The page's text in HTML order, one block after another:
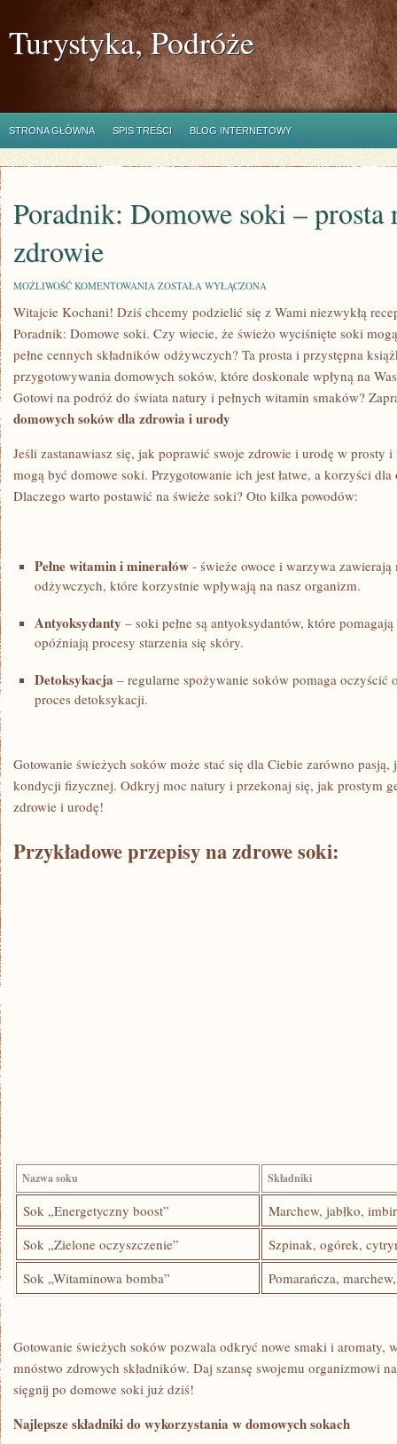
Turystyka, Podróże
STRONA GŁÓWNA SPIS TREŚCI BLOG INTERNETOWY
Poradnik: Domowe soki – prosta
zdrowie
MOŻLIWOŚĆ KOMENTOWANIA PORADNIK:
SOKI
PROSTA
RECEPTURA
ZDROWIE
ZOSTAŁA WYŁĄCZONA
Witajcie Kochani! Dziś chcemy podzielić się z Wami niezwykłą
Poradnik: Domowe ⁤soki. Czy wiecie, że‌ świeżo wyciśnięte soki
pełne cennych składników odżywczych? Ta prosta i przystępna
przygotowywania domowych soków, które doskonale wpłyną ​na
Gotowi na podróż do świata natury i ​pełnych witamin smaków?
domowych soków dla​ zdrowia i urody
Jeśli zastanawiasz się,⁣ jak poprawić swoje zdrowie i ​urodę w prosty
mogą być domowe​ soki. Przygotowanie ‌ich jest łatwe, a korzyści
Dlaczego warto postawić na świeże soki? Oto kilka powodów:
Pełne witamin i minerałów ‌- świeże owoce i warzywa zawierają
odżywczych, które korzystnie wpływają na nasz​ organizm.
Antyoksydanty – soki ​pełne są antyoksydantów, które
opóźniają procesy starzenia się skóry.
Detoksykacja – regularne spożywanie soków pomaga oczyścić
⁢proces detoksykacji.
Gotowanie świeżych soków​ może stać się‍ dla Ciebie ⁤zarówno ‍pasją,
kondycji fizycznej. Odkryj moc natury i przekonaj się, jak prostym
zdrowie i urodę!
Przykładowe przepisy na zdrowe soki:
Nazwa ⁣soku Składniki
Sok „Energetyczny boost”
Marchew, jabłko,‌ imbir
Sok „Zielone‍ oczyszczenie”
Szpinak, ogórek,
Sok „Witaminowa bomba”
Pomarańcza,
Gotowanie świeżych soków pozwala odkryć ⁢nowe smaki i aromaty,
mnóstwo zdrowych składników. Daj szansę swojemu organizmowi
sięgnij po domowe soki już dziś!
Najlepsze składniki do wykorzystania w domowych sokach